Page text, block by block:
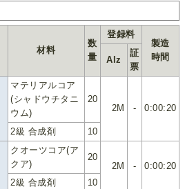
材料
数
量
登録料
製造
時間
Alz
証
票
マテリアルコア
(シャドウチタニ
ウム)
20
2M
- 0:00:20
2級 合成剤 10
クオーツコア(ア
クア)
20
2M
-
0:00:20
2級 合成剤
10